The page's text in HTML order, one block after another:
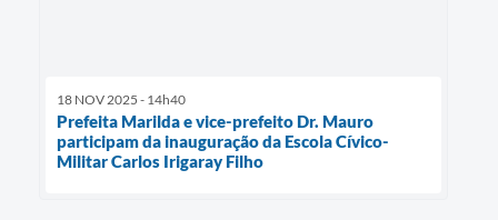
18 NOV 2025 - 14h40
Prefeita Marilda e vice-prefeito Dr. Mauro
participam da inauguração da Escola Cívico-
Militar Carlos Irigaray Filho